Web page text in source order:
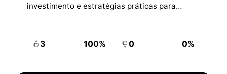
investimento e estratégias práticas para
3 100% 0 0%